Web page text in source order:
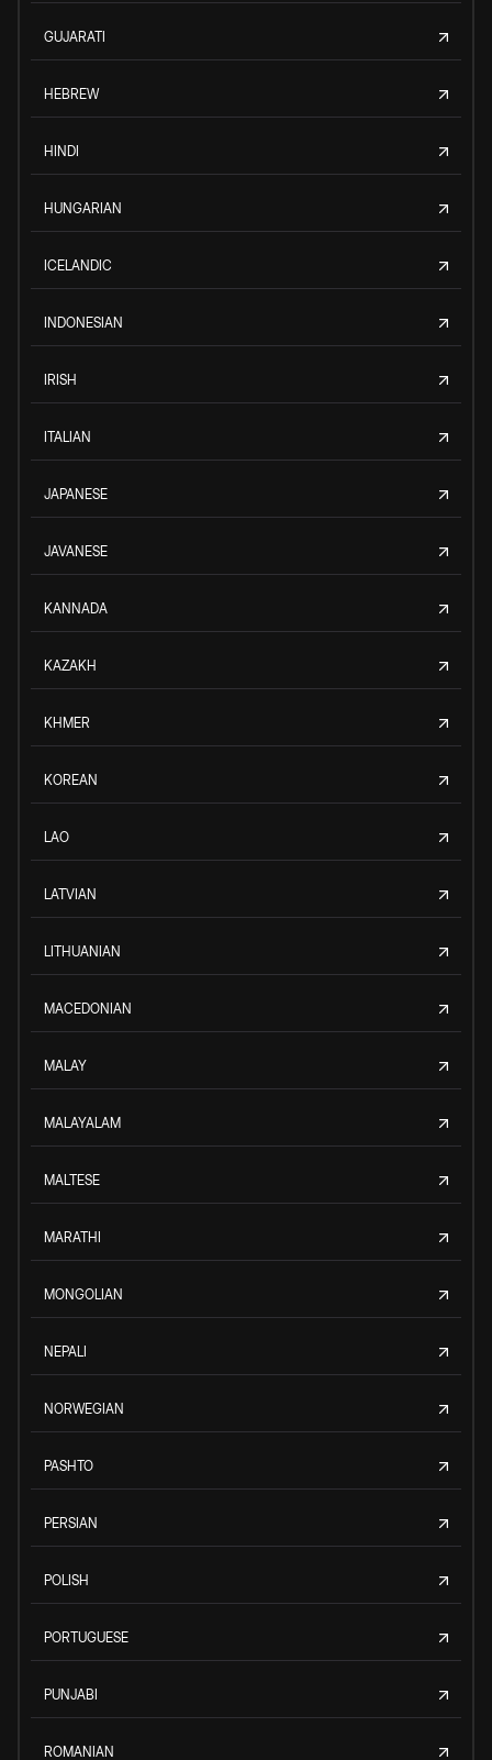
GUJARATI
HEBREW
HINDI
HUNGARIAN
ICELANDIC
INDONESIAN
IRISH
ITALIAN
JAPANESE
JAVANESE
KANNADA
KAZAKH
KHMER
KOREAN
LAO
LATVIAN
LITHUANIAN
MACEDONIAN
MALAY
MALAYALAM
MALTESE
MARATHI
MONGOLIAN
NEPALI
NORWEGIAN
PASHTO
PERSIAN
POLISH
PORTUGUESE
PUNJABI
ROMANIAN